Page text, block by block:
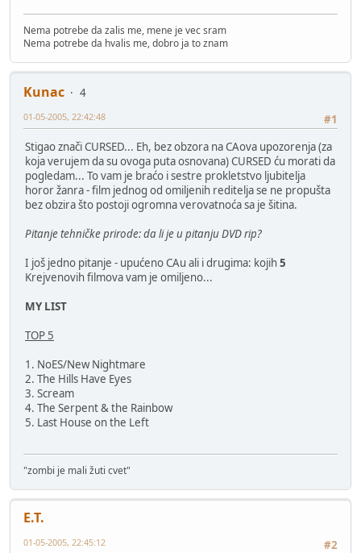
Nema potrebe da zalis me, mene je vec sram
Nema potrebe da hvalis me, dobro ja to znam
Kunac
4
#1
01-05-2005, 22:42:48
Stigao znači CURSED... Eh, bez obzora na CAova upozorenja (za
koja verujem da su ovoga puta osnovana) CURSED ću morati da
pogledam... To vam je braćo i sestre prokletstvo ljubitelja
horor žanra - film jednog od omiljenih reditelja se ne propušta
bez obzira što postoji ogromna verovatnoća sa je šitina.
Pitanje tehničke prirode: da li je u pitanju DVD rip?
I još jedno pitanje - upućeno CAu ali i drugima: kojih5
Krejvenovih filmova vam je omiljeno...
MY LIST
TOP 5
1. NoES/New Nightmare
2. The Hills Have Eyes
3. Scream
4. The Serpent & the Rainbow
5. Last House on the Left
"zombi je mali žuti cvet"
E.T.
#2
01-05-2005, 22:45:12